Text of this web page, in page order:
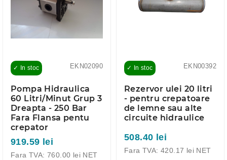
EKN02090
✓ In stoc
Pompa Hidraulica
60 Litri/Minut Grup 3
Dreapta - 250 Bar
Fara Flansa pentu
crepator
919.59 lei
Fara TVA: 760.00 lei NET
EKN00392
✓ In stoc
Rezervor ulei 20 litri
- pentru crepatoare
de lemne sau alte
circuite hidraulice
508.40 lei
Fara TVA: 420.17 lei NET